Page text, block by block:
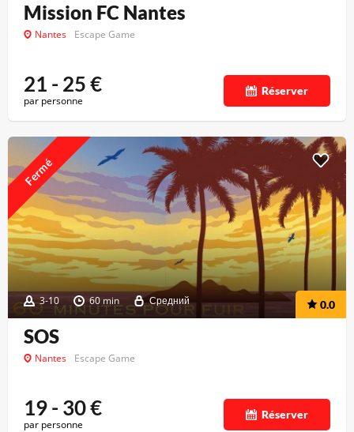
Mission FC Nantes
Nantes Escape Game
21 - 25€
par personne
Réserver
3-10 60 min Средний 0.0
Fermé
SOS
Nantes Escape Game
19 - 30€
par personne
Réserver